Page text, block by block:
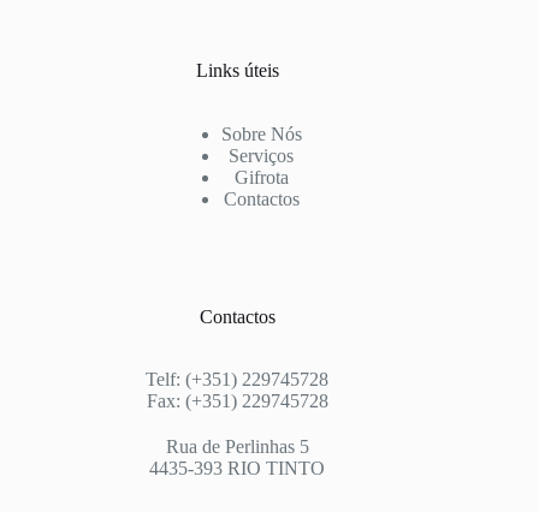
Links úteis
Sobre Nós
Serviços
Gifrota
Contactos
Contactos
Telf: (+351) 229745728
Fax: (+351) 229745728
Rua de Perlinhas 5
4435-393 RIO TINTO